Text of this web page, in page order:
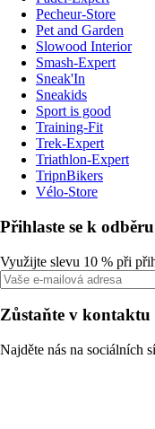
Pecheur-Store
Pet and Garden
Slowood Interior
Smash-Expert
Sneak'In
Sneakids
Sport is good
Training-Fit
Trek-Expert
Triathlon-Expert
TripnBikers
Vélo-Store
Přihlaste se k
Využijte slevu 10 % při
Zůstaňte v kontaktu
Najděte nás na sociálních